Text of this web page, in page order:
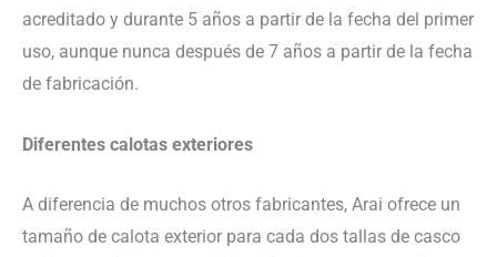
acreditado y durante 5 años a partir de la fecha del primer
uso, aunque nunca después de 7 años a partir de la fecha
de fabricación.
Diferentes calotas exteriores
A diferencia de muchos otros fabricantes, Arai ofrece un
tamaño de calota exterior para cada dos tallas de casco